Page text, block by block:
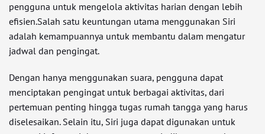
pengguna untuk mengelola aktivitas harian dengan lebih
efisien.Salah satu keuntungan utama menggunakan Siri
adalah kemampuannya untuk membantu dalam mengatur
jadwal dan pengingat.
Dengan hanya menggunakan suara, pengguna dapat
menciptakan pengingat untuk berbagai aktivitas, dari
pertemuan penting hingga tugas rumah tangga yang harus
diselesaikan. Selain itu, Siri juga dapat digunakan untuk